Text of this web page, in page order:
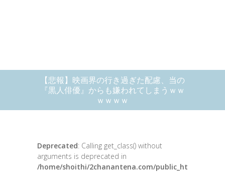
【悲報】映画界の行き過ぎた配慮、当の
『黒人俳優』からも嫌われてしまうｗｗ
ｗｗｗｗ
Deprecated: Calling get_class() without
arguments is deprecated in
/home/shoithi/2chanantena.com/public_ht